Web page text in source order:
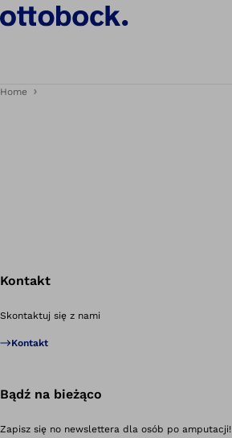
Home
Kontakt
Skontaktuj się z nami
Kontakt
Bądź na bieżąco
Zapisz się no newslettera dla osób po amputacji!